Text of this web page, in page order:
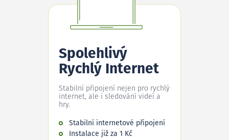
Spolehlivý
Rychlý Internet
Stabilní připojení nejen pro rychlý
internet, ale i sledování videí a
hry.
Stabilní internetové připojení
Instalace již za 1 Kč